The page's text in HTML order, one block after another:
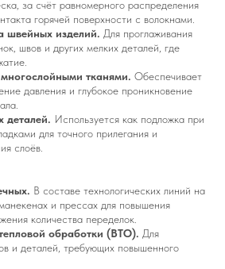
за счёт равномерного распределения
горячей поверхности с волокнами.
швейных изделий. Для проглаживания
швов и других мелких деталей, где
тканями. Обеспечивает
давления и глубокое проникновение
деталей. Используется как подложка при
для точного прилегания и
слоёв.
В составе технологических линий на
и прессах для повышения
количества переделок.
обработки (ВТО). Для
и деталей, требующих повышенного